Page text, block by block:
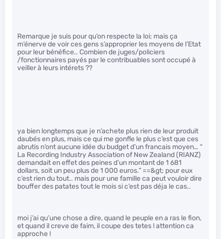
Remarque je suis pour qu’on respecte la loi; mais ça
m’énerve de voir ces gens s’approprier les moyens de l’Etat
pour leur bénéfice.. Combien de juges/policiers
/fonctionnaires payés par le contribuables sont occupé à
veiller à leurs intérets ??
ya bien longtemps que je n’achete plus rien de leur produit
daubés en plus, mais ce qui me gonfle le plus c’est que ces
abrutis n’ont aucune idée du budget d’un francais moyen… “
La Recording Industry Association of New Zealand (RIANZ)
demandait en effet des peines d’un montant de 1 681
dollars, soit un peu plus de 1 000 euros.” ==&gt; pour eux
c’est rien du tout.. mais pour une famille ca peut vouloir dire
bouffer des patates tout le mois si c’est pas déja le cas..
moi j’ai qu’une chose a dire, quand le peuple en a ras le fion,
et quand il creve de faim, il coupe des tetes ! attention ca
approche !